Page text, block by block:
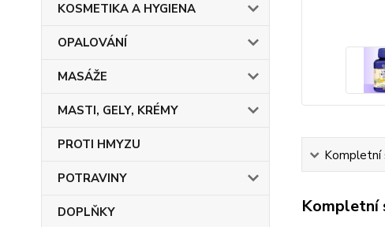
KOSMETIKA A HYGIENA
OPALOVÁNÍ
MASÁŽE
MASTI, GELY, KRÉMY
PROTI HMYZU
POTRAVINY
DOPLŇKY
Kompletní
Kompletní